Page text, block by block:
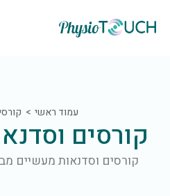
עמוד ראשי
קורסים
קורסים וסדנאות מעשיים